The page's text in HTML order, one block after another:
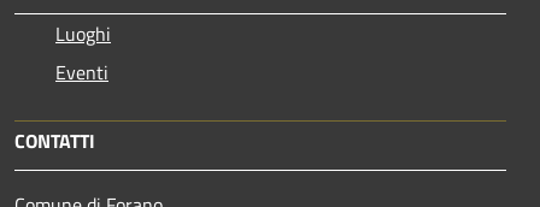
Luoghi
Eventi
CONTATTI